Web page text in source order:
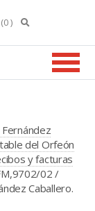
(0 )
del Orfeón
y facturas
02 /
Caballero.